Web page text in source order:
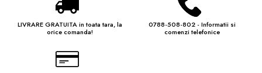
LIVRARE GRATUITA in toata tara, la
orice comanda!
0788-508-802 - Informatii si
comenzi telefonice